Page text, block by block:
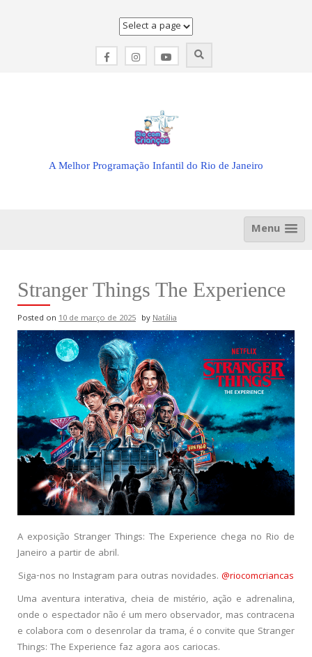
A Melhor Programação Infantil do Rio de Janeiro
Menu
Stranger Things The Experience
Posted on 10 de março de 2025 byNatália
A exposição Stranger Things: The Experience chega no Rio de
Janeiro a partir de abril.
Siga-nos no Instagram para outras novidades. @riocomcriancas
Uma aventura interativa, cheia de mistério, ação e adrenalina,
onde o espectador não é um mero observador, mas contracena
e colabora com o desenrolar da trama, é o convite que Stranger
Things: The Experience faz agora aos cariocas.